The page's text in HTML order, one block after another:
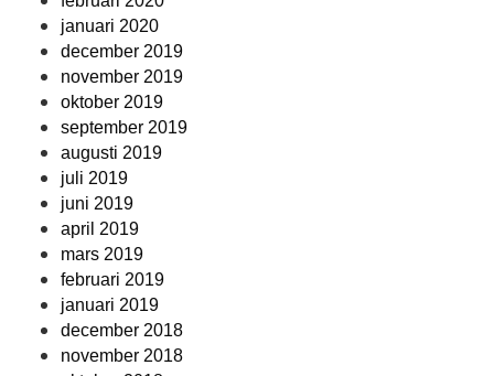
januari 2020
december 2019
november 2019
oktober 2019
september 2019
augusti 2019
juli 2019
juni 2019
april 2019
mars 2019
februari 2019
januari 2019
december 2018
november 2018